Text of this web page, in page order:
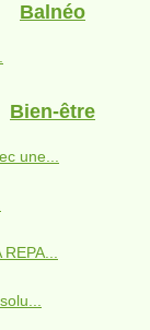
Balnéo
Bien-être
une...